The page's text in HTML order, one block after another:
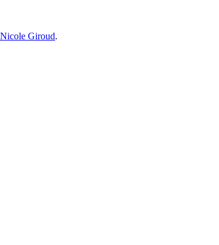
Nicole Giroud.